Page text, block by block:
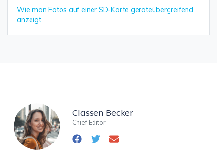
Wie man Fotos auf einer SD-Karte geräteübergreifend
anzeigt
Classen Becker
Chief Editor